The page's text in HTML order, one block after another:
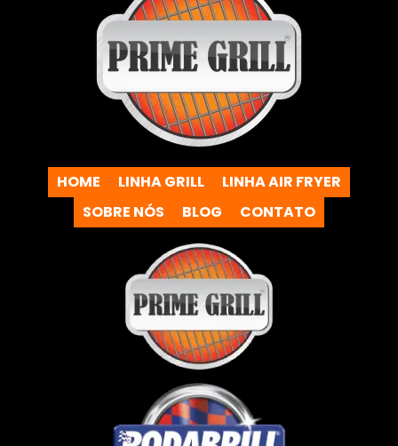
HOME LINHA GRILL
LINHA AIR FRYER
SOBRE NÓS
BLOG CONTATO